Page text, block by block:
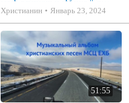
Новым 2024 годом!
Христианин Январь 23, 2024
51:55